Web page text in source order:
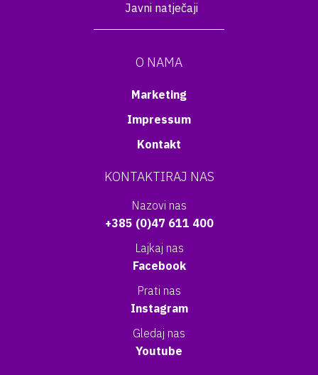
Javni natječaji
O NAMA
Marketing
Impressum
Kontakt
KONTAKTIRAJ NAS
Nazovi nas
+385 (0)47 611 400
Lajkaj nas
Facebook
Prati nas
Instagram
Gledaj nas
Youtube